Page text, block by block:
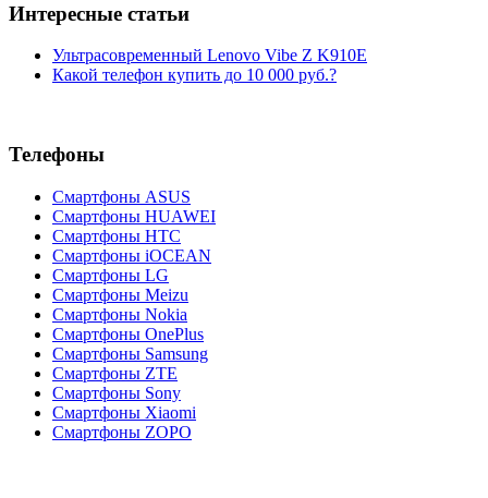
Интересные статьи
Ультрасовременный Lenovo Vibe Z K910E
Какой телефон купить до 10 000 руб.?
Телефоны
Смартфоны ASUS
Смартфоны HUAWEI
Смартфоны HTC
Смартфоны iOCEAN
Смартфоны LG
Смартфоны Meizu
Смартфоны Nokia
Смартфоны OnePlus
Смартфоны Samsung
Смартфоны ZTE
Смартфоны Sony
Смартфоны Xiaomi
Смартфоны ZOPO